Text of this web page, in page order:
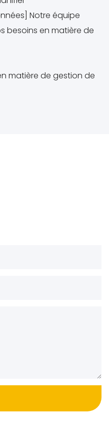
Notre équipe
besoins en matière de
matière de gestion de